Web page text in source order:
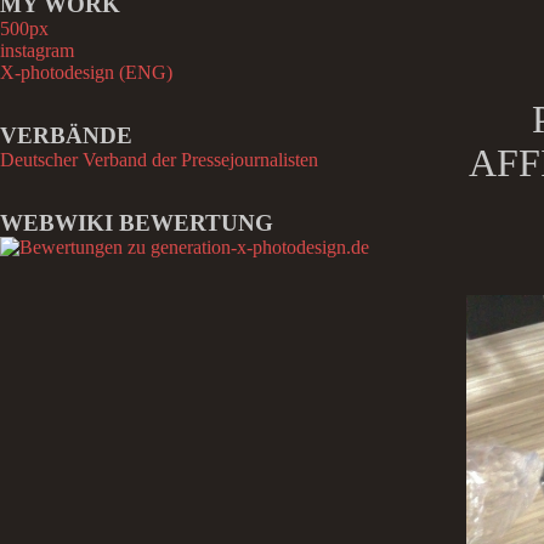
e
n
n
a
:
500px
instagram
X-photodesign (ENG)
VERBÄNDE
Deutscher Verband der Pressejournalisten
WEBWIKI BEWERTUNG